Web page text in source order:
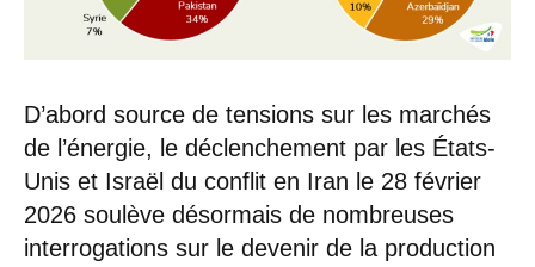
D’abord source de tensions sur les marchés
de l’énergie, le déclenchement par les États-
Unis et Israël du conflit en Iran le 28 février
2026 soulève désormais de nombreuses
interrogations sur le devenir de la production